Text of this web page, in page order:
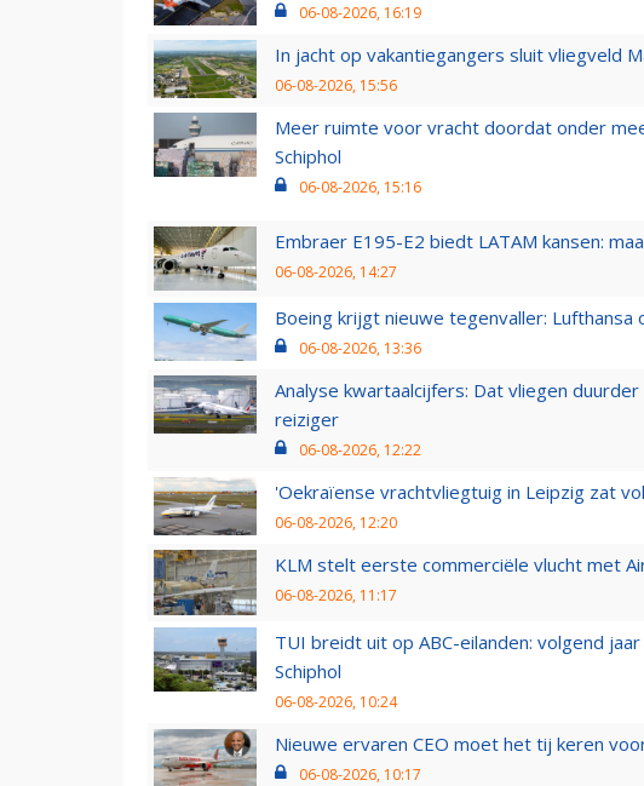
06-08-2026, 16:19
In jacht op vakantiegangers sluit vliegveld
06-08-2026, 15:56
Meer ruimte voor vracht doordat onder
Schiphol
06-08-2026, 15:16
Embraer E195-E2 biedt LATAM kansen:
06-08-2026, 14:27
Boeing krijgt nieuwe tegenvaller:
06-08-2026, 13:36
Analyse kwartaalcijfers: Dat vliegen
reiziger
06-08-2026, 12:22
'Oekraïense vrachtvliegtuig in Leipzig zat
06-08-2026, 12:20
KLM stelt eerste commerciële vlucht met
06-08-2026, 11:17
TUI breidt uit op ABC-eilanden: volgend
Schiphol
06-08-2026, 10:24
Nieuwe ervaren CEO moet het tij keren
06-08-2026, 10:17